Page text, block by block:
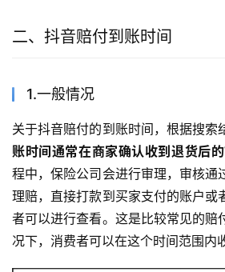
二、抖音赔付到账时间
1.一般情况
关于抖音赔付的到账时间，根据搜索
账时间通常在商家确认收到退货后
程中，保险公司会进行审理，审核通
理赔，直接打款到买家支付的账户或
者可以进行查看。这是比较常见的赔
况下，消费者可以在这个时间范围内